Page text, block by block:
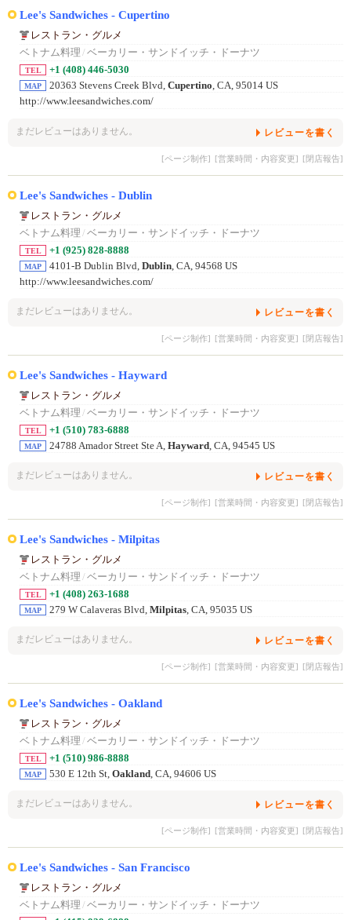
Lee's Sandwiches - Cupertino
レストラン・グルメ
ベトナム料理 / ベーカリー・サンドイッチ・ドーナツ
TEL +1 (408) 446-5030
MAP 20363 Stevens Creek Blvd, Cupertino, CA, 95014 US
http://www.leesandwiches.com/
まだレビューはありません。 レビューを書く
[ページ制作] [営業時間・内容変更] [閉店報告]
Lee's Sandwiches - Dublin
レストラン・グルメ
ベトナム料理 / ベーカリー・サンドイッチ・ドーナツ
TEL +1 (925) 828-8888
MAP 4101-B Dublin Blvd, Dublin , CA, 94568 US
http://www.leesandwiches.com/
まだレビューはありません。 レビューを書く
[ページ制作] [営業時間・内容変更] [閉店報告]
Lee's Sandwiches - Hayward
レストラン・グルメ
ベトナム料理 / ベーカリー・サンドイッチ・ドーナツ
TEL +1 (510) 783-6888
MAP 24788 Amador Street Ste A, Hayward, CA, 94545 US
まだレビューはありません。 レビューを書く
[ページ制作] [営業時間・内容変更] [閉店報告]
Lee's Sandwiches - Milpitas
レストラン・グルメ
ベトナム料理 / ベーカリー・サンドイッチ・ドーナツ
TEL +1 (408) 263-1688
MAP 279 W Calaveras Blvd, Milpitas, CA, 95035 US
まだレビューはありません。 レビューを書く
[ページ制作] [営業時間・内容変更] [閉店報告]
Lee's Sandwiches - Oakland
レストラン・グルメ
ベトナム料理 / ベーカリー・サンドイッチ・ドーナツ
TEL +1 (510) 986-8888
MAP 530 E 12th St, Oakland, CA, 94606 US
まだレビューはありません。 レビューを書く
[ページ制作] [営業時間・内容変更] [閉店報告]
Lee's Sandwiches - San Francisco
レストラン・グルメ
ベトナム料理 / ベーカリー・サンドイッチ・ドーナツ